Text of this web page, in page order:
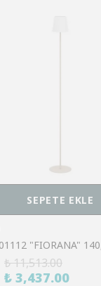
SEPETE EKLE
₺ 11,513.00
₺ 3,437.00